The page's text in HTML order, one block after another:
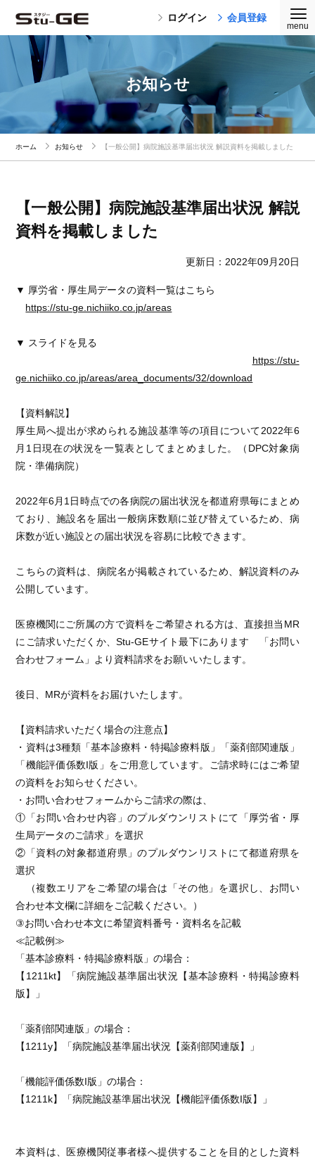
ログイン 会員登録
お知らせ
ホーム お知らせ 【一般公開】病院施設基準届出状況 解説資料を掲載しました
【一般公開】病院施設基準届出状況 解説
資料を掲載しました
更新日：2022年09月20日
▼ 厚労省・厚生局データの資料一覧はこちら
https://stu-ge.nichiiko.co.jp/areas
▼ スライドを見る
https://stu-
ge.nichiiko.co.jp/areas/area_documents/32/download
【資料解説】
厚生局へ提出が求められる施設基準等の項目について2022年6
月1日現在の状況を一覧表としてまとめました。（DPC対象病
院・準備病院）
2022年6月1日時点での各病院の届出状況を都道府県毎にまとめ
ており、施設名を届出一般病床数順に並び替えているため、病
床数が近い施設との届出状況を容易に比較できます。
こちらの資料は、病院名が掲載されているため、解説資料のみ
公開しています。
医療機関にご所属の方で資料をご希望される方は、直接担当MR
にご請求いただくか、Stu-GEサイト最下にあります 「お問い
合わせフォーム」より資料請求をお願いいたします。
後日、MRが資料をお届けいたします。
【資料請求いただく場合の注意点】
・資料は3種類「基本診療料・特掲診療料版」「薬剤部関連版」
「機能評価係数I版」をご用意しています。ご請求時にはご希望
の資料をお知らせください。
・お問い合わせフォームからご請求の際は、
①「お問い合わせ内容」のプルダウンリストにて「厚労省・厚
生局データのご請求」を選択
②「資料の対象都道府県」のプルダウンリストにて都道府県を
選択
（複数エリアをご希望の場合は「その他」を選択し、お問い
合わせ本文欄に詳細をご記載ください。）
③お問い合わせ本文に希望資料番号・資料名を記載
≪記載例≫
「基本診療料・特掲診療料版」の場合：
【1211kt】「病院施設基準届出状況【基本診療料・特掲診療料
版】」
「薬剤部関連版」の場合：
【1211y】「病院施設基準届出状況【薬剤部関連版】」
「機能評価係数I版」の場合：
【1211k】「病院施設基準届出状況【機能評価係数I版】」
本資料は、医療機関従事者様へ提供することを目的とした資料